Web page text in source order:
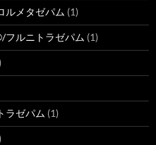
ルメタゼパム (1)
ルニトラゼパム (1)
ラゼパム (1)